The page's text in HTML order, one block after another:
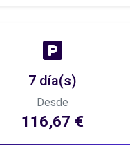
7 día(s)
Desde
116,67 €